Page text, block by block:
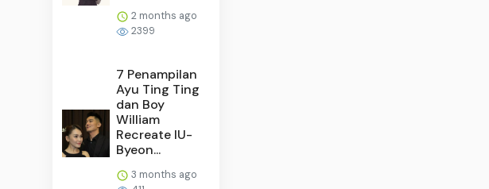
2 months ago
2399
7 Penampilan
Ayu Ting Ting
dan Boy
William
Recreate IU-
Byeon...
3 months ago